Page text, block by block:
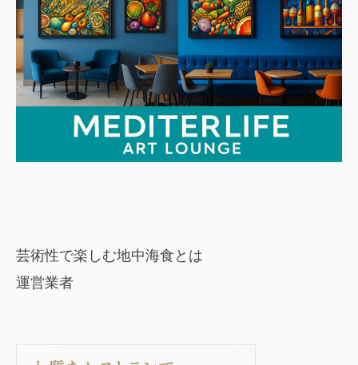
芸術性で楽しむ地中海食とは
運営業者